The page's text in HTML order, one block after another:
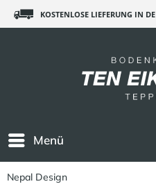
KOSTENLOSE LIEFERUNG IN DE
Menü
Nepal Design